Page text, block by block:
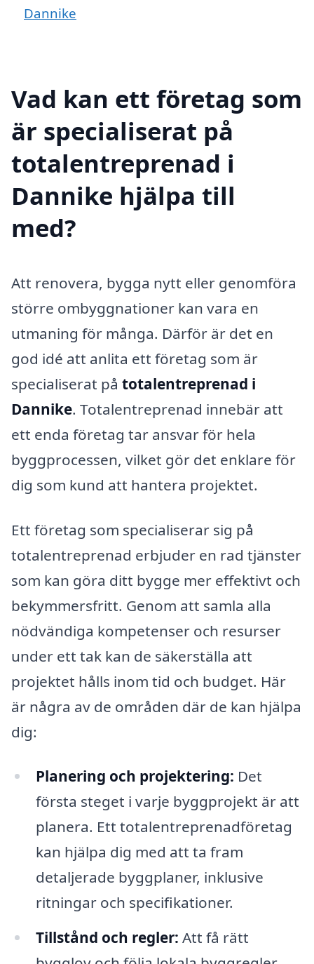
Dannike
Vad kan ett företag som
är specialiserat på
totalentreprenad i
Dannike hjälpa till
med?
Att renovera, bygga nytt eller genomföra
större ombyggnationer kan vara en
utmaning för många. Därför är det en
god idé att anlita ett företag som är
specialiserat på totalentreprenad i
Dannike. Totalentreprenad innebär att
ett enda företag tar ansvar för hela
byggprocessen, vilket gör det enklare för
dig som kund att hantera projektet.
Ett företag som specialiserar sig på
totalentreprenad erbjuder en rad tjänster
som kan göra ditt bygge mer effektivt och
bekymmersfritt. Genom att samla alla
nödvändiga kompetenser och resurser
under ett tak kan de säkerställa att
projektet hålls inom tid och budget. Här
är några av de områden där de kan hjälpa
dig:
Planering och projektering: Det
första steget i varje byggprojekt är att
planera. Ett totalentreprenadföretag
kan hjälpa dig med att ta fram
detaljerade byggplaner, inklusive
ritningar och specifikationer.
Tillstånd och regler: Att få rätt